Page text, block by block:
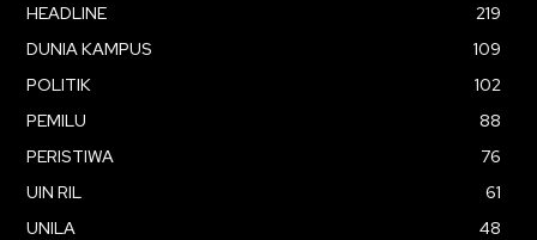
HEADLINE
219
DUNIA KAMPUS
109
POLITIK
102
PEMILU
88
PERISTIWA
76
UIN RIL
61
UNILA
48